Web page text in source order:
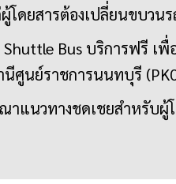
โดยสารต้องเปลี่ยนขบว
Bus บริการฟรี เ
นีศูนย์ราชการนนทบุรี
าแนวทางชดเชยสำหรับผู้